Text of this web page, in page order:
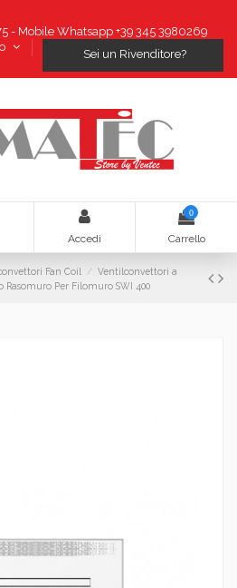
- Mobile Whatsapp +39 345 3980269
Sei un Rivenditore?
Accedi
0
Carrello
Fan Coil
Ventilconvettori a
Rasomuro Per Filomuro SWI 400